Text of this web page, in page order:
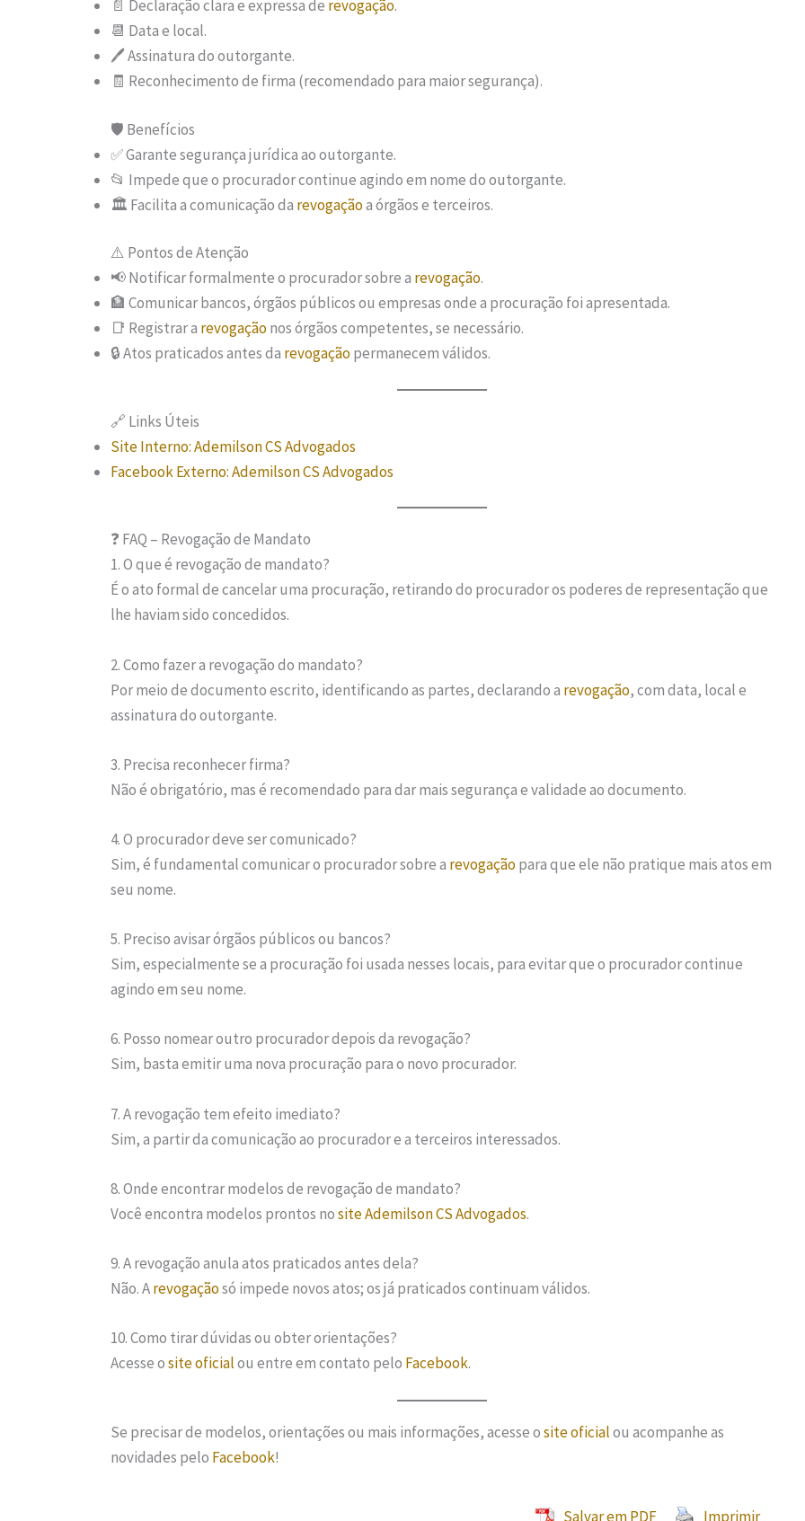
📄 Declaração clara e expressa de revogação.
📆 Data e local.
🖊️ Assinatura do outorgante.
🧾 Reconhecimento de firma (recomendado para maior segurança).
🛡️ Benefícios
✅ Garante segurança jurídica ao outorgante.
📂 Impede que o procurador continue agindo em nome do outorgante.
🏛️ Facilita a comunicação da revogaçãoa órgãos e terceiros.
⚠️ Pontos de Atenção
📢 Notificar formalmente o procurador sobre a revogação.
🏦 Comunicar bancos, órgãos públicos ou empresas onde a procuração foi apresentada.
📑 Registrar a revogaçãonos órgãos competentes, se necessário.
🔒 Atos praticados antes da revogaçãopermanecem válidos.
🔗 Links Úteis
Site Interno: Ademilson CS Advogados
Facebook Externo: Ademilson CS Advogados
❓ FAQ – Revogação de Mandato
1. O que é revogação de mandato?
É o ato formal de cancelar uma procuração, retirando do procurador os poderes de representação que
lhe haviam sido concedidos.
2. Como fazer a revogação do mandato?
Por meio de documento escrito, identificando as partes, declarando a revogação, com data, local e
assinatura do outorgante.
3. Precisa reconhecer firma?
Não é obrigatório, mas é recomendado para dar mais segurança e validade ao documento.
4. O procurador deve ser comunicado?
Sim, é fundamental comunicar o procurador sobre a revogaçãopara que ele não pratique mais atos em
seu nome.
5. Preciso avisar órgãos públicos ou bancos?
Sim, especialmente se a procuração foi usada nesses locais, para evitar que o procurador continue
agindo em seu nome.
6. Posso nomear outro procurador depois da revogação?
Sim, basta emitir uma nova procuração para o novo procurador.
7. A revogação tem efeito imediato?
Sim, a partir da comunicação ao procurador e a terceiros interessados.
8. Onde encontrar modelos de revogação de mandato?
Você encontra modelos prontos nosite Ademilson CS Advogados.
9. A revogação anula atos praticados antes dela?
Não. Arevogaçãosó impede novos atos; os já praticados continuam válidos.
10. Como tirar dúvidas ou obter orientações?
Acesse osite oficialou entre em contato pelo Facebook.
Se precisar de modelos, orientações ou mais informações, acesse osite oficialou acompanhe as
novidades pelo Facebook!
Salvar em PDF Imprimir